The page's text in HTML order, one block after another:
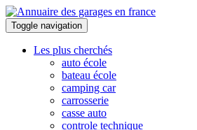
Toggle navigation
Les plus cherchés
auto école
bateau école
camping car
carrosserie
casse auto
controle technique